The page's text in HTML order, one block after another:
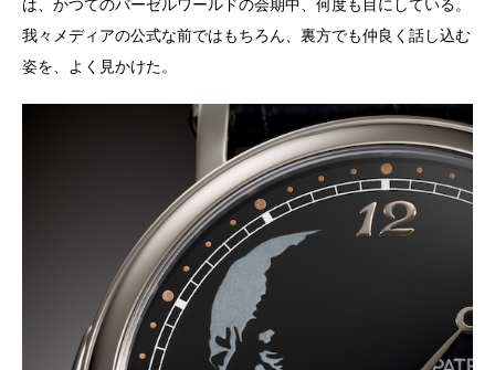
は、かつてのバーゼルワールドの会期中、何度も目にしている。
我々メディアの公式な前ではもちろん、裏方でも仲良く話し込む
姿を、よく見かけた。